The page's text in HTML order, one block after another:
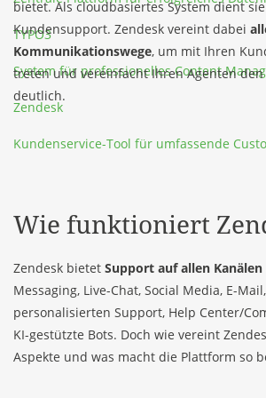
TYPO3
System für professionelles Content
Zendesk
Kundenservice-Tool für umfassende
bietet. Als cloudbasiertes System dient
Kundensupport. Zendesk vereint dabei
Kommunikationswege, um mit Ihren
treten und vereinfacht Ihren Agenten
deutlich.
Wie funktioniert
Zendesk bietet Support auf allen Kanälen
Messaging, Live-Chat, Social Media, E-
personalisierten Support, Help Center/
KI-gestützte Bots. Doch wie vereint
Aspekte und was macht die Plattform so